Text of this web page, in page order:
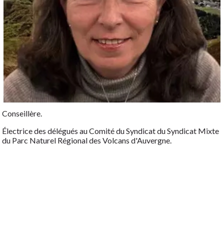
Conseillère.
Électrice des délégués au Comité du Syndicat du Syndicat Mixte
du Parc Naturel Régional des Volcans d'Auvergne.